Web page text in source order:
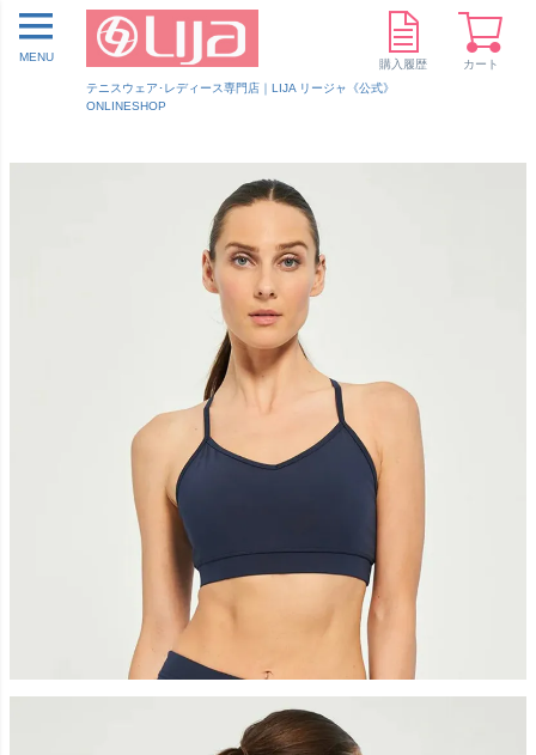
テニスウェア･レディース専門店｜LIJA リージャ《公式》
ONLINESHOP
MENU
購入履歴 カート